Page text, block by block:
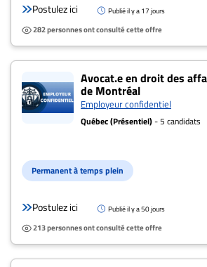
Postulez ici Publié il y a 17 jours
282 personnes ont consulté cette offre
Avocat.e en droit des
de Montréal
Employeur confidentiel
Québec (Présentiel)- 5 candidats
Permanent à temps plein
Postulez ici Publié il y a 50 jours
213 personnes ont consulté cette offre